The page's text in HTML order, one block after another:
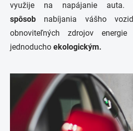
využije na napájanie
spôsob
nabíjania vášho
obnoviteľných zdrojov
jednoducho ekologickým.